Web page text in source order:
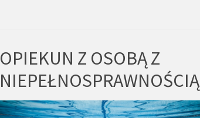
OPIEKUN Z OSOBĄ Z
NIEPEŁNOSPRAWNOŚCIĄ